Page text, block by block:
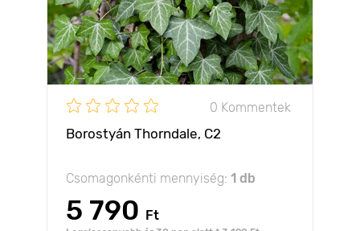
0 Kommentek
Borostyán Thorndale, C2
Csomagonkénti mennyiség: 1 db
5 790 Ft